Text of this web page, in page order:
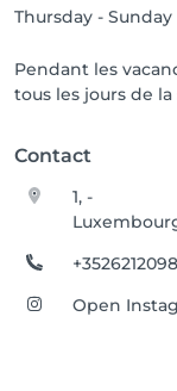
Thursday - Sunday
Pendant les
tous les jours de
Contact
1, -
Open